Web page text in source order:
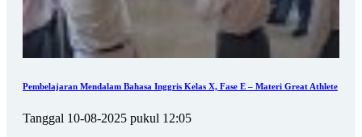
Pembelajaran Mendalam Bahasa Inggris Kelas X, Fase E – Materi Great Athlete
Tanggal 10-08-2025 pukul 12:05